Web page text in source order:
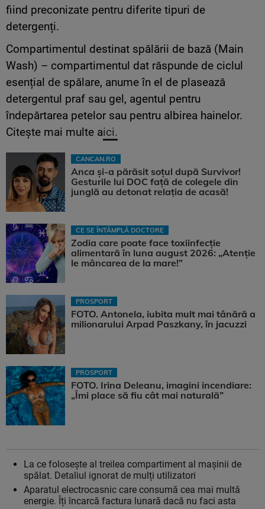
fiind preconizate pentru diferite tipuri de
detergenți.
Compartimentul destinat spălării de bază (Main
Wash) – compartimentul dat răspunde de ciclul
esențial de spălare, anume în el de plasează
detergentul praf sau gel, agentul pentru
îndepărtarea petelor sau pentru albirea hainelor.
Citește mai multe aici.
CANCAN.RO
Anca și-a părăsit soțul după Survivor!
Gesturile lui DOC față de colegele din
junglă au detonat relația de acasă!
CE SE ÎNTÂMPLĂ DOCTORE
Zodia care poate face toxiinfecție
alimentară în luna august 2026: „Atenție
le mâncarea de la mare!”
PROSPORT
FOTO. Antonela, iubita mult mai tânără a
milionarului Arpad Paszkany, în jacuzzi
PROSPORT
FOTO. Irina Deleanu, imagini incendiare:
„Îmi place să fiu cât mai naturală”
La ce folosește al treilea compartiment al mașinii de
spălat. Detaliul ignorat de mulți utilizatori
Aparatul electrocasnic care consumă cea mai multă
energie. Îți încarcă factura lunară dacă nu faci asta